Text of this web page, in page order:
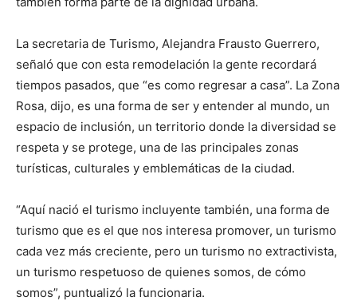
La secretaria de Turismo, Alejandra Frausto Guerrero,
señaló que con esta remodelación la gente recordará
tiempos pasados, que “es como regresar a casa”. La Zona
Rosa, dijo, es una forma de ser y entender al mundo, un
espacio de inclusión, un territorio donde la diversidad se
respeta y se protege, una de las principales zonas
turísticas, culturales y emblemáticas de la ciudad.
“Aquí nació el turismo incluyente también, una forma de
turismo que es el que nos interesa promover, un turismo
cada vez más creciente, pero un turismo no extractivista,
un turismo respetuoso de quienes somos, de cómo
somos”, puntualizó la funcionaria.